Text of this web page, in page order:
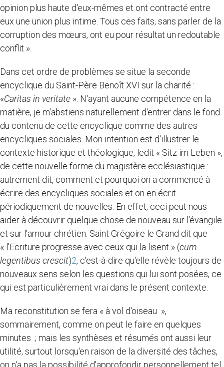
opinion plus haute d'eux-mêmes et ont contracté entre
eux une union plus intime. Tous ces faits, sans parler de la
corruption des mœurs, ont eu pour résultat un redoutable
conflit ».
Dans cet ordre de problèmes se situe la seconde
encyclique du Saint-Père Benoît XVI sur la charité :
«Caritas in veritate ». N'ayant aucune compétence en la
matière, je m'abstiens naturellement d'entrer dans le fond
du contenu de cette encyclique comme des autres
encycliques sociales. Mon intention est d'illustrer le
contexte historique et théologique, ledit « Sitz im Leben »,
de cette nouvelle forme du magistère ecclésiastique :
autrement dit, comment et pourquoi on a commencé à
écrire des encycliques sociales et on en écrit
périodiquement de nouvelles. En effet, ceci peut nous
aider à découvrir quelque chose de nouveau sur l'évangile
et sur l'amour chrétien. Saint Grégoire le Grand dit que
« l'Ecriture progresse avec ceux qui la lisent » (cum
legentibus crescit)2, c'est-à-dire qu'elle révèle toujours de
nouveaux sens selon les questions qui lui sont posées, ce
qui est particulièrement vrai dans le présent contexte.
Ma reconstitution se fera « à vol d'oiseau »,
sommairement, comme on peut le faire en quelques
minutes ; mais les synthèses et résumés ont aussi leur
utilité, surtout lorsqu'en raison de la diversité des tâches,
on n'a pas la possibilité d'approfondir personnellement tel